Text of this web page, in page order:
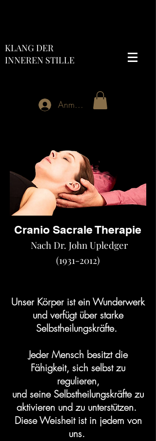
KLANG DER
INNEREN STILLE
Anmelden
Cranio Sacrale Therapie
Nach Dr. John Upledger
(1931-2012)
Unser Körper ist ein Wunderwerk
und verfügt über starke
Selbstheilungskräfte.
Jeder Mensch besitzt die
Fähigkeit, sich selbst zu
regulieren,
und seine Selbstheilungskräfte zu
aktivieren und zu unterstützen.
Diese Weisheit ist in jedem von
uns.